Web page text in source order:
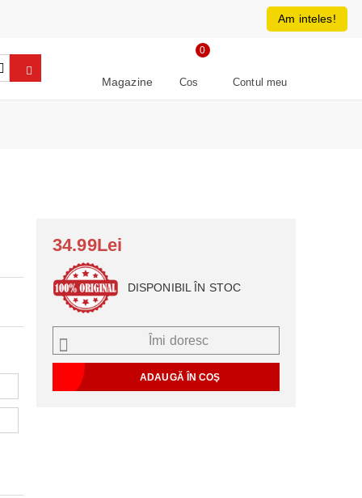
RON
Magazine Cos
0
Contul meu
34.99Lei
DISPONIBIL ÎN STOC
Îmi doresc
Am inteles!